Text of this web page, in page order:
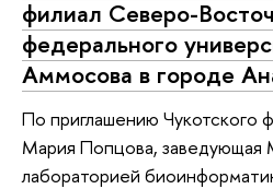
филиал Северо-
федерального
Аммосова в городе
По приглашению Чукотского
Мария Попцова,
лабораторией